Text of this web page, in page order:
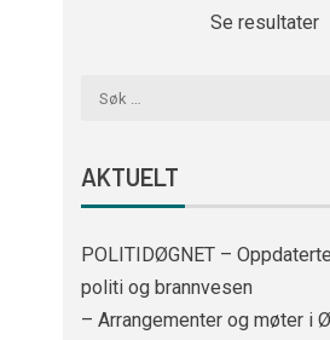
Se resultater
AKTUELT
POLITIDØGNET –
politi og brannvesen
– Arrangementer og møter i